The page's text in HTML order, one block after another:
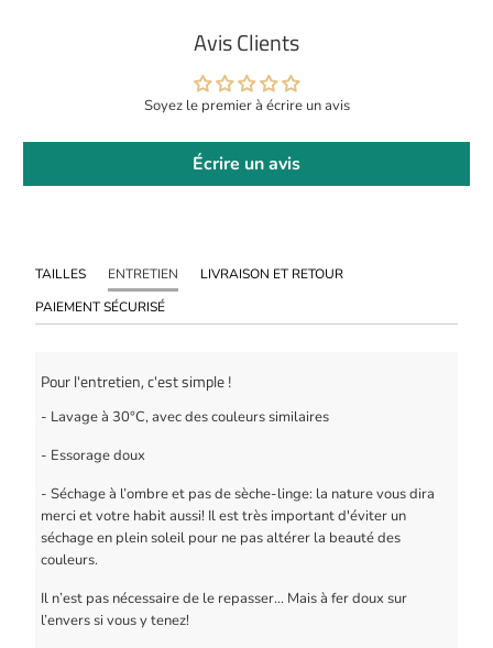
Avis Clients
Soyez le premier à écrire un avis
Écrire un avis
TAILLES ENTRETIEN
LIVRAISON ET RETOUR
PAIEMENT SÉCURISÉ
Pour l'entretien, c'est simple !
- Lavage à 30°C, avec des couleurs similaires
- Essorage doux
- Séchage à l’ombre et pas de sèche-linge: la nature vous dira
merci et votre habit aussi! Il est très important d'éviter un
séchage en plein soleil pour ne pas altérer la beauté des
couleurs.
Il n’est pas nécessaire de le repasser… Mais à fer doux sur
l’envers si vous y tenez!